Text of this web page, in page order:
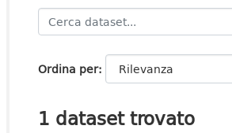
Ordina per
1 dataset trovato